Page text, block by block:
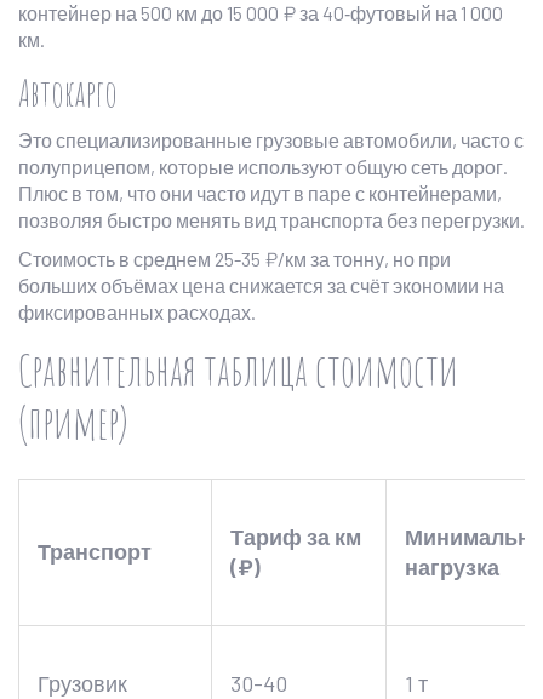
контейнер на 500 км до 15 000 ₽ за 40‑футовый на 1 000
км.
Автокарго
Это специализированные грузовые автомобили, часто с
полуприцепом, которые используют общую сеть дорог.
Плюс в том, что они часто идут в паре с контейнерами,
позволяя быстро менять вид транспорта без перегрузки.
Стоимость в среднем 25-35 ₽/км за тонну, но при
больших объёмах цена снижается за счёт экономии на
фиксированных расходах.
Сравнительная таблица стоимости
(пример)
Транспорт
Тариф за км
(₽)
нагрузка
Грузовик 30-40 1 т